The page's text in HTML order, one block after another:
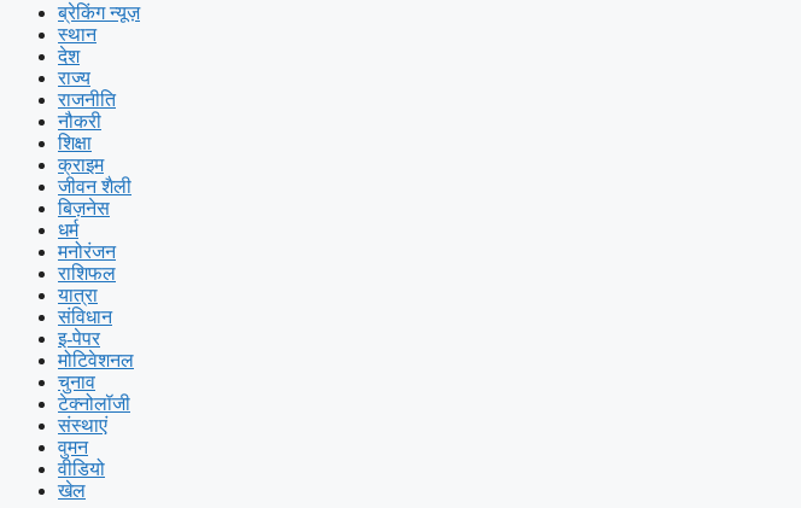
ब्रेकिंग न्यूज़
स्थान
देश
राज्य
राजनीति
नौकरी
शिक्षा
क्राइम
जीवन शैली
बिज़नेस
धर्म
मनोरंजन
राशिफल
यात्रा
संविधान
इ-पेपर
मोटिवेशनल
चुनाव
टेक्नोलॉजी
संस्थाएं
वुमन
वीडियो
खेल